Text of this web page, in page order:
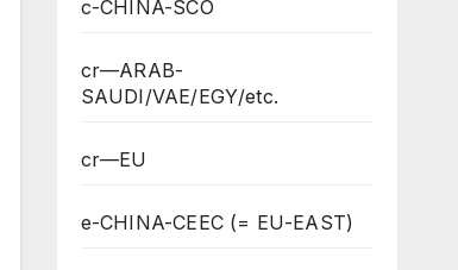
c-CHINA-SCO
cr—ARAB-
SAUDI/VAE/EGY/etc.
cr—EU
e-CHINA-CEEC (= EU-EAST)